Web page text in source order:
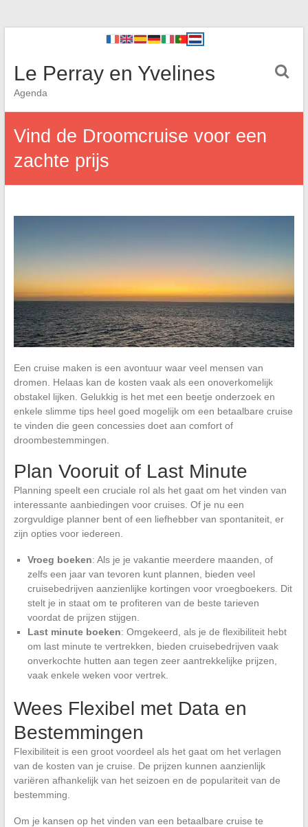
Le Perray en Yvelines
Agenda
Vind de Droomcruise voor een
zachte prijs
Een cruise maken is een avontuur waar veel mensen van
dromen. Helaas kan de kosten vaak als een onoverkomelijk
obstakel lijken. Gelukkig is het met een beetje onderzoek en
enkele slimme tips heel goed mogelijk om een betaalbare cruise
te vinden die geen concessies doet aan comfort of
droombestemmingen.
Plan Vooruit of Last Minute
Planning speelt een cruciale rol als het gaat om het vinden van
interessante aanbiedingen voor cruises. Of je nu een
zorgvuldige planner bent of een liefhebber van spontaniteit, er
zijn opties voor iedereen.
Vroeg boeken: Als je je vakantie meerdere maanden, of
zelfs een jaar van tevoren kunt plannen, bieden veel
cruisebedrijven aanzienlijke kortingen voor vroegboekers. Dit
stelt je in staat om te profiteren van de beste tarieven
voordat de prijzen stijgen.
Last minute boeken: Omgekeerd, als je de flexibiliteit hebt
om last minute te vertrekken, bieden cruisebedrijven vaak
onverkochte hutten aan tegen zeer aantrekkelijke prijzen,
vaak enkele weken voor vertrek.
Wees Flexibel met Data en
Bestemmingen
Flexibiliteit is een groot voordeel als het gaat om het verlagen
van de kosten van je cruise. De prijzen kunnen aanzienlijk
variëren afhankelijk van het seizoen en de populariteit van de
bestemming.
Om je kansen op het vinden van een betaalbare cruise te